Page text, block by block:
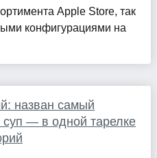
Apple Store, так
конфигурациями на
назван самый
— в одной тарелке